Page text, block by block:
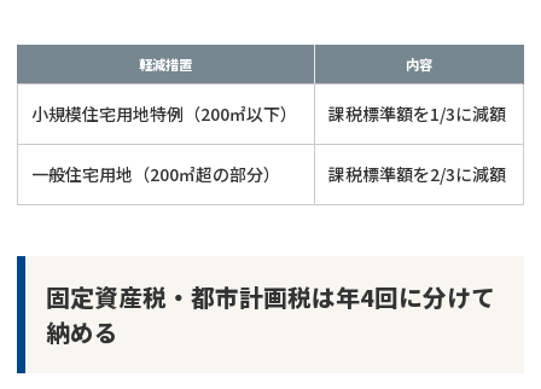
軽減措置 内容
小規模住宅用地特例（200㎡以下） 課税標準額を1/3に減額
一般住宅用地（200㎡超の部分） 課税標準額を2/3に減額
固定資産税・都市計画税は年4回に分けて
納める